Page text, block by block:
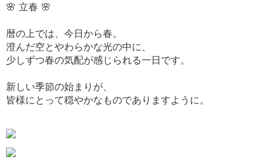
🌸 立春 🌸
暦の上では、今日から春。
澄んだ空とやわらかな光の中に、
少しずつ春の気配が感じられる一日です。
新しい季節の始まりが、
皆様にとって穏やかなものでありますように。